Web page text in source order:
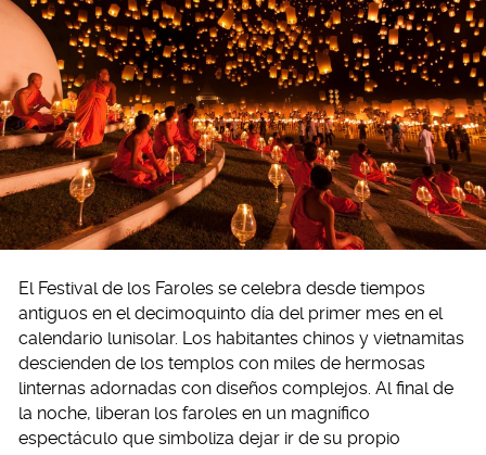
El Festival de los Faroles se celebra desde tiempos
antiguos en el decimoquinto día del primer mes en el
calendario lunisolar. Los habitantes chinos y vietnamitas
descienden de los templos con miles de hermosas
linternas adornadas con diseños complejos. Al final de
la noche, liberan los faroles en un magnífico
espectáculo que simboliza dejar ir de su propio